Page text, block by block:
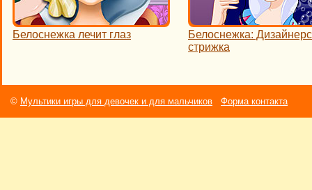
Белоснежка лечит глаз
Белоснежка:
стрижка
© Мультики игры для девочек и для мальчиков Форма контакта